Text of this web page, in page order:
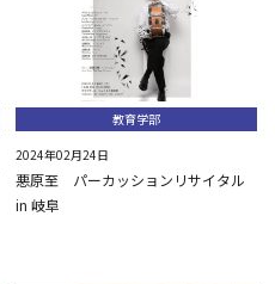
教育学部
2024年02月24日
悪原至 パーカッションリサイタル
in 岐阜